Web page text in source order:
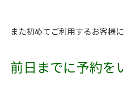
また初めてご利用するお客様に
前日までに予約を